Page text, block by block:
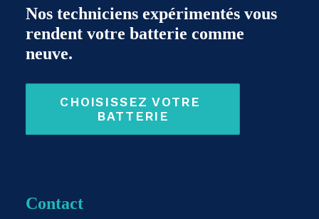
Nos techniciens expérimentés vous
rendent votre batterie comme
neuve.
CHOISISSEZ VOTRE
BATTERIE
Contact